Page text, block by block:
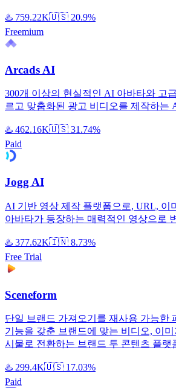
♨️ 759.22K🇺🇸 20.9%
Freemium
Arcads AI
300개 이상의 현실적인 AI 아바타와 고
르고 맞춤화된 광고 비디오를 제작하는
♨️ 462.16K🇺🇸 31.74%
Paid
Jogg AI
AI 기반 영상 제작 플랫폼으로, URL, 이
아바타가 등장하는 매력적인 영상으로
♨️ 377.62K🇮🇳 8.73%
Free Trial
Sceneform
단일 브랜드 가져오기를 재사용 가능한
기능을 갖춘 브랜드에 맞는 비디오, 이미
시물로 전환하는 브랜드 투 콘텐츠 플랫
♨️ 299.4K🇺🇸 17.03%
Paid